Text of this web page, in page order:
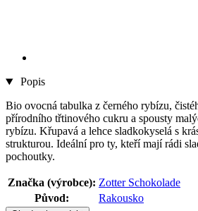
Popis
Bio ovocná tabulka z černého rybízu,
přírodního třtinového cukru a spousty
rybízu. Křupavá a lehce sladkokyselá s
strukturou. Ideální pro ty, kteří mají rádi
pochoutky.
Značka (výrobce): Zotter Schokolade
Původ:
Rakousko